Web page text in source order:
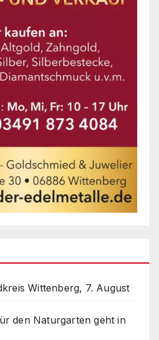
Wittenberg, 7. August
den Naturgarten geht in